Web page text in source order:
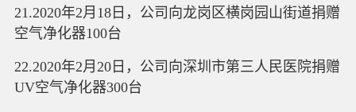
21.2020年2月18日，公司向龙岗区横岗园山街道捐赠
空气净化器100台
22.2020年2月20日，公司向深圳市第三人民医院捐赠
UV空气净化器300台